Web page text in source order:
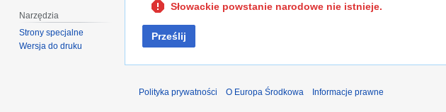
Słowackie powstanie narodowe nie istnieje.
Prześlij
Narzędzia
Strony specjalne
Wersja do druku
Polityka prywatności O Europa Środkowa Informacje prawne